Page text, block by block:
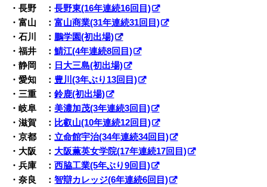
・長野 ：長野東(16年連続16回目)
・富山 ：富山商業(31年連続31回目)
・石川 ：鵬学園(初出場)
・福井 ：鯖江(4年連続8回目)
・静岡 ：
日大三島(初出場)
・愛知 ：豊川(3年ぶり13回目)
・三重 ：鈴鹿(初出場)
・岐阜 ：美濃加茂(3年連続3回目)
・滋賀 ： 比叡山(10年連続12回目)
・京都 ：立命館宇治(34年連続34回目)
・大阪 ： 大阪薫英女学院(17年連続17回目)
・兵庫 ：西脇工業(5年ぶり9回目)
・奈良 ：智辯カレッジ(6年連続6回目)